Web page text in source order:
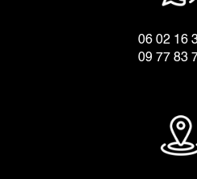
06 02 16
09 77 83